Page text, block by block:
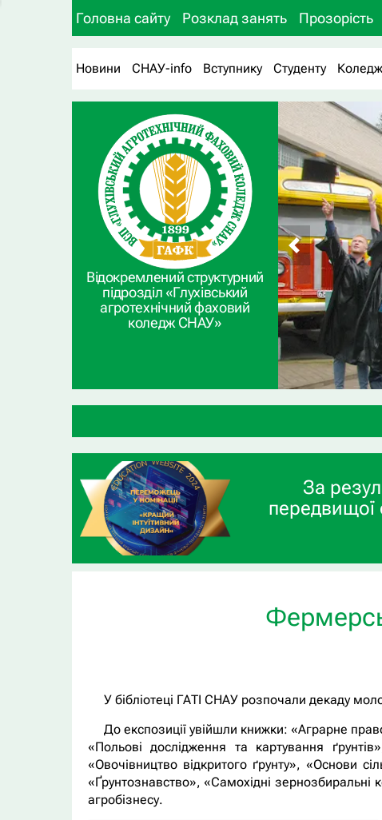
Головна сайту Розклад занять Прозорість
Новини СНАУ-info Вступнику Студенту Коледж
Відокремлений структурний
підрозділ «Глухівський
агротехнічний фаховий
коледж СНАУ»
За
передвищої
У бібліотеці ГАТІ СНАУ розпочали декаду
До експозиції увійшли книжки: «Аграрне
«Польові дослідження та картування
«Овочівництво відкритого ґрунту», «Основи
«Ґрунтознавство», «Самохідні
агробізнесу.